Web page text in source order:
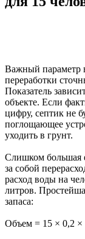
Важный параметр
переработки
Показатель
объекте. Если
цифру, септик не
поглощающее
уходить в грунт.
Слишком большая
за собой
расход воды на
литров.
запаса:
Объем = 15 × 0,2 ×